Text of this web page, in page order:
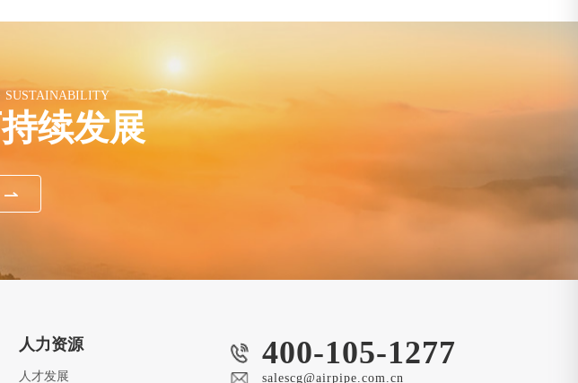
SUSTAINABILITY
续发展
人力资源
人才发展
400-105-1277
salescg@airpipe.com.cn